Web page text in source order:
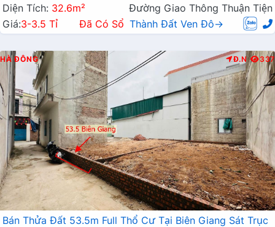
Diện Tích: 32.6m²
Đường Giao Thông Thuận Tiện
Giá:3-3.5 Tỉ Đã Có Sổ Thành Đất Ven Đô→
HÀ ĐÔNG Đ.N 337
Bán Thửa Đất 53.5m Full Thổ Cư Tại Biên Giang Sát Trục